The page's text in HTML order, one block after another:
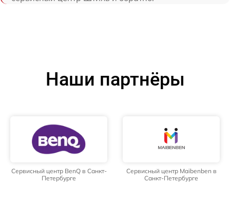
Наши партнёры
Сервисный центр BenQ в Санкт-
Петербурге
Сервисный центр Maibenben в
Санкт-Петербурге